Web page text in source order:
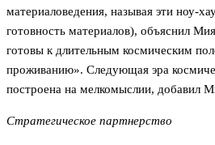
материаловедения, называя эти ноу-
готовность материалов), объяснил
готовы к длительным космическим
проживанию». Следующая эра
построена на мелкомыслии, добавил
Стратегическое партнерство